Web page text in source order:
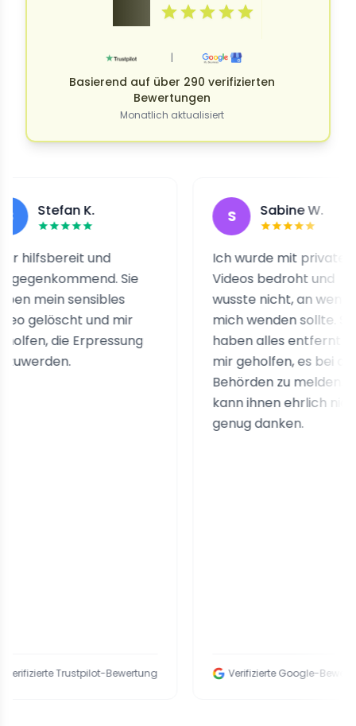
|
Basierend auf über 290 verifizierten
Bewertungen
Monatlich aktualisiert
K.
und
Sie
sensibles
und mir
die Erpressung
Trustpilot-Bewertung
Sabine W.
Ich wurde mit privaten
Videos bedroht und
wusste nicht, an wen ich
mich wenden sollte. Sie
haben alles entfernt und
mir geholfen, es bei den
Behörden zu melden. Ich
kann ihnen ehrlich nicht
genug danken.
Verifizierte Google-Bewertung